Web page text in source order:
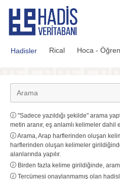
Hadis Veritabanı
Hadisler Rical Hoca -
"Sadece yazıldığı şekilde" arama
metin aranır, eş anlamlı kelimeler dahil
Arama, Arap harflerinden oluşan
harflerinden oluşan kelimeler
alanlarında yapılır.
Birden fazla kelime girildiğinde,
Tercümesi onaylanmamış olan